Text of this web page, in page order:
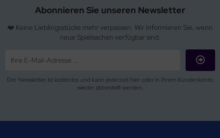
Abonnieren Sie unseren Newsletter
❤️ Keine Lieblingsstücke mehr verpassen. Wir informieren Sie, wenn
neue Spielsachen verfügbar sind.
Der Newsletter ist kostenlos und kann jederzeit hier oder in Ihrem Kundenkonto
wieder abbestellt werden.